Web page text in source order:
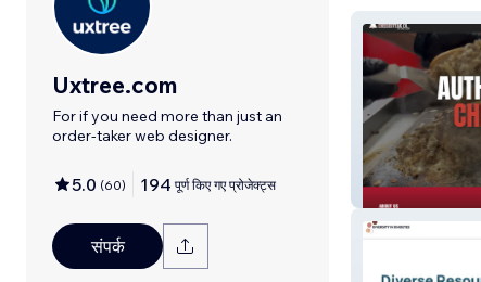
Uxtree.com
For if you need more than just an
order-taker web designer.
5.0 (60) 194 पूर्ण किए गए प्रोजेक्ट्स
संपर्क
PCS on the Roll